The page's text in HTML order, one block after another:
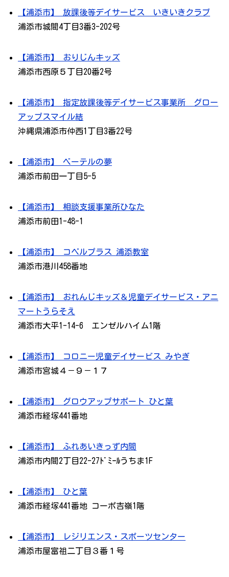
【浦添市】 放課後等デイサービス いきいきクラブ
浦添市城間4丁目3番3-202号
【浦添市】 おりじんキッズ
浦添市西原５丁目20番2号
【浦添市】 指定放課後等デイサービス事業所 グロー
アップスマイル結
沖縄県浦添市仲西1丁目3番22号
【浦添市】 ベーテルの夢
浦添市前田一丁目5-5
【浦添市】 相談支援事業所ひなた
浦添市前田1-48-1
【浦添市】 コペルプラス 浦添教室
浦添市港川458番地
【浦添市】 おれんじキッズ＆児童デイサービス・アニ
マートうらそえ
浦添市大平1-14-6 エンゼルハイム1階
【浦添市】 コロニー児童デイサービス みやぎ
浦添市宮城４－９－１７
【浦添市】 グロウアップサポート ひと葉
浦添市経塚441番地
【浦添市】 ふれあいきっず内間
浦添市内間2丁目22-27ﾄﾞﾐｰﾙうちま1F
【浦添市】 ひと葉
浦添市経塚441番地 コーポ吉嶺1階
【浦添市】 レジリエンス・スポーツセンター
浦添市屋富祖二丁目３番１号